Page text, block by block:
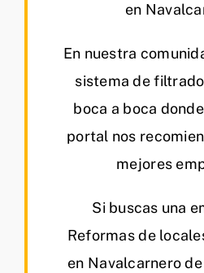
en
En nuestra
sistema de
boca a boca
portal nos
mejores
Si buscas una
Reformas de
en Navalcarnero